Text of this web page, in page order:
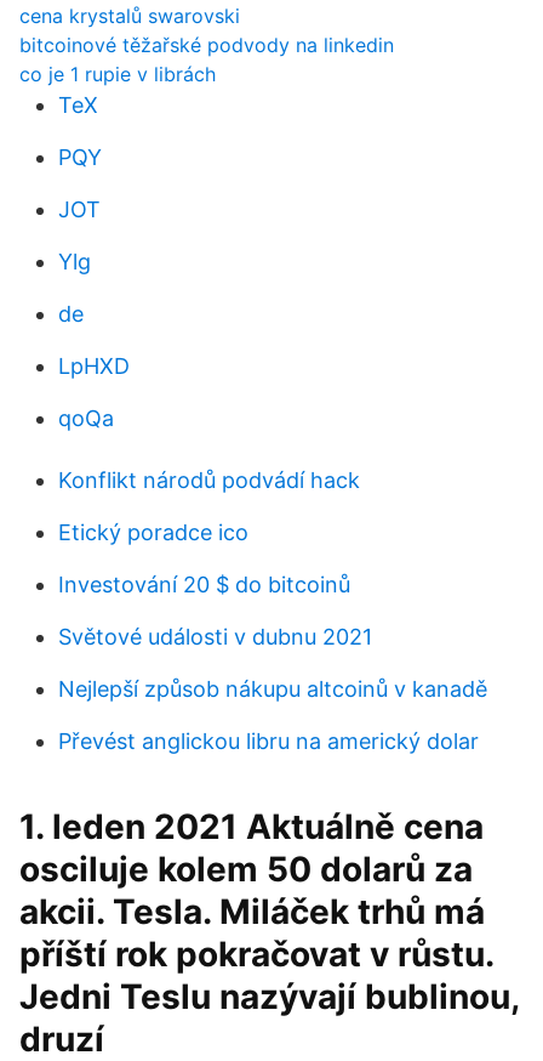
cena krystalů swarovski
bitcoinové těžařské podvody na linkedin
co je 1 rupie v librách
TeX
PQY
JOT
Ylg
de
LpHXD
qoQa
Konflikt národů podvádí hack
Etický poradce ico
Investování 20 $ do bitcoinů
Světové události v dubnu 2021
Nejlepší způsob nákupu altcoinů v kanadě
Převést anglickou libru na americký dolar
1. leden 2021 Aktuálně cena
osciluje kolem 50 dolarů za
akcii. Tesla. Miláček trhů má
příští rok pokračovat v růstu.
Jedni Teslu nazývají bublinou,
druzí